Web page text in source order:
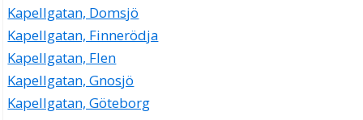
Kapellgatan, Domsjö
Kapellgatan, Finnerödja
Kapellgatan, Flen
Kapellgatan, Gnosjö
Kapellgatan, Göteborg